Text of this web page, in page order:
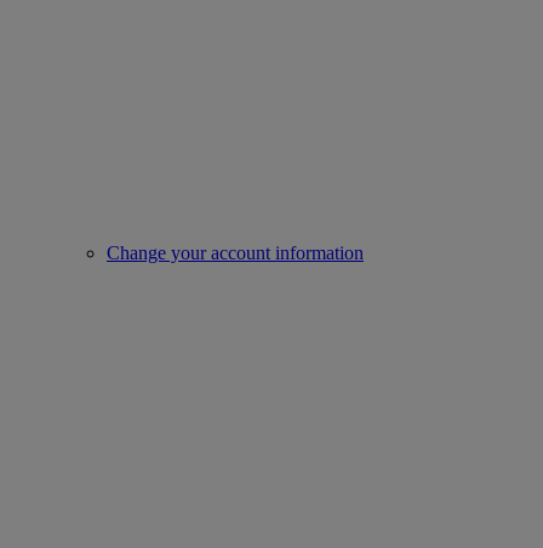
Change your account information